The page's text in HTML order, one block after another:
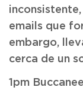
emails que
embargo,
cerca de un
1pm